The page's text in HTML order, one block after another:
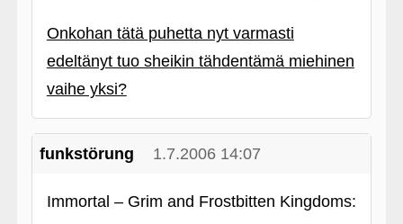
Onkohan tätä puhetta nyt varmasti
edeltänyt tuo sheikin tähdentämä miehinen
vaihe yksi?
funkstörung 1.7.2006 14:07
Immortal – Grim and Frostbitten Kingdoms: